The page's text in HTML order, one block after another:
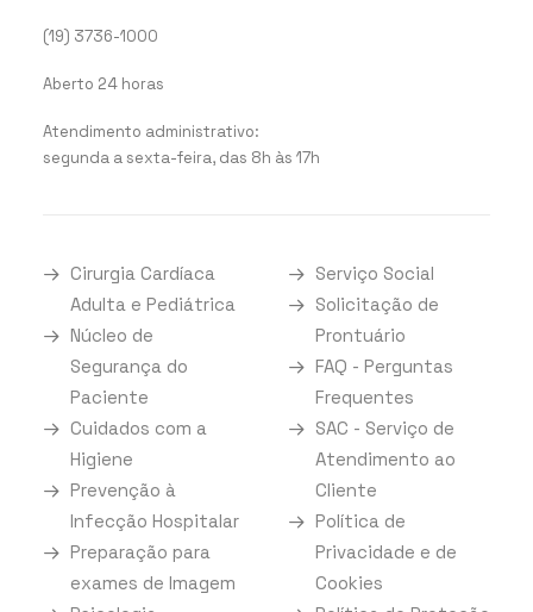
(19) 3736-1000
Aberto 24 horas
Atendimento administrativo:
segunda a sexta-feira, das 8h às 17h
Cirurgia Cardíaca
Adulta e Pediátrica
Núcleo de
Segurança do
Paciente
Cuidados com a
Higiene
Prevenção à
Infecção Hospitalar
Preparação para
exames de Imagem
Serviço Social
Solicitação de
Prontuário
FAQ - Perguntas
Frequentes
SAC - Serviço de
Atendimento ao
Cliente
Política de
Privacidade e de
Cookies